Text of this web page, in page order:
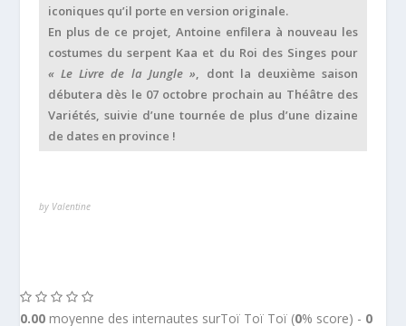
iconiques qu’il porte en version originale.
En plus de ce projet, Antoine enfilera à nouveau les
costumes du serpent Kaa et du Roi des Singes pour
« Le Livre de la Jungle », dont la deuxième saison
débutera dès le 07 octobre prochain au Théâtre des
Variétés, suivie d’une tournée de plus d’une dizaine
de dates en province !
by Valentine
0.00 moyenne des internautes surToï Toï Toï (0% score) - 0